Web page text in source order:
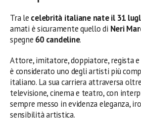
Tra le celebrità italiane nate il 31
amati è sicuramente quello di Neri
spegne 60 candeline.
Attore, imitatore, doppiatore, regista
è considerato uno degli artisti più
italiano. La sua carriera attraversa
televisione, cinema e teatro, con
sempre messo in evidenza eleganza,
sensibilità artistica.